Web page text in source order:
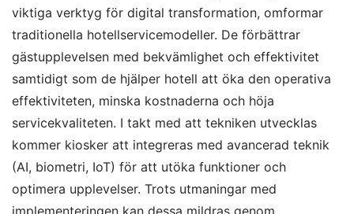
viktiga verktyg för digital transformation, omformar
traditionella hotellservicemodeller. De förbättrar
gästupplevelsen med bekvämlighet och effektivitet
samtidigt som de hjälper hotell att öka den operativa
effektiviteten, minska kostnaderna och höja
servicekvaliteten. I takt med att tekniken utvecklas
kommer kiosker att integreras med avancerad teknik
(AI, biometri, IoT) för att utöka funktioner och
optimera upplevelser. Trots utmaningar med